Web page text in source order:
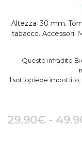
Altezza: 30 mm.
tabacco. Accessori:
Questo infradito
Il sottopiede imbottito,
29.90€ -